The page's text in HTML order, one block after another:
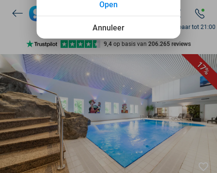
7 dagen per week beschikbaar
10+ miljoen leden
9,4 op basis van 206.265 reviews
Ontdek 15.000+ deals
7 dagen per week beschikbaar
10+ miljoen leden
Bereikbaar tot 21:00
17%
favorite_border
Annuleer
Open